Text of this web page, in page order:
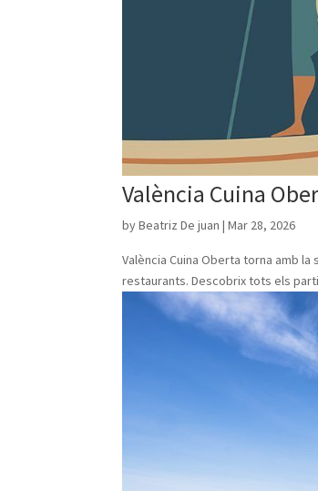
València Cuina
byBeatriz De juan |Mar 28, 2026
València Cuina Oberta torna amb
restaurants. Descobrix tots els